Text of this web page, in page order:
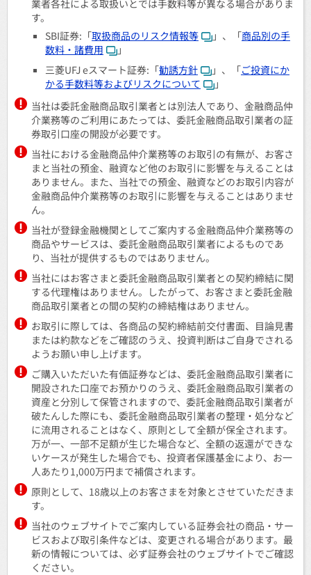
業者各社による取扱いとでは手数料等が異なる場合がありま
す。
SBI証券:「取扱商品のリスク情報等 」、「商品別の手
数料・諸費用
」
三菱UFJ eスマート証券:「勧誘方針 」、「ご投資にか
かる手数料等およびリスクについて
」
当社は委託金融商品取引業者とは別法人であり、金融商品仲
介業務等のご利用にあたっては、委託金融商品取引業者の証
券取引口座の開設が必要です。
当社における金融商品仲介業務等のお取引の有無が、お客さ
まと当社の預金、融資など他のお取引に影響を与えることは
ありません。また、当社での預金、融資などのお取引内容が
金融商品仲介業務等のお取引に影響を与えることはありませ
ん。
当社が登録金融機関としてご案内する金融商品仲介業務等の
商品やサービスは、委託金融商品取引業者によるものであ
り、当社が提供するものではありません。
当社にはお客さまと委託金融商品取引業者との契約締結に関
する代理権はありません。したがって、お客さまと委託金融
商品取引業者との間の契約の締結権はありません。
お取引に際しては、各商品の契約締結前交付書面、目論見書
または約款などをご確認のうえ、投資判断はご自身でされる
ようお願い申し上げます。
ご購入いただいた有価証券などは、委託金融商品取引業者に
開設された口座でお預かりのうえ、委託金融商品取引業者の
資産と分別して保管されますので、委託金融商品取引業者が
破たんした際にも、委託金融商品取引業者の整理・処分など
に流用されることはなく、原則として全額が保全されます。
万が一、一部不足額が生じた場合など、全額の返還ができな
いケースが発生した場合でも、投資者保護基金により、お一
人あたり1,000万円まで補償されます。
原則として、18歳以上のお客さまを対象とさせていただきま
す。
当社のウェブサイトでご案内している証券会社の商品・サー
ビスおよび取引条件などは、変更される場合があります。最
新の情報については、必ず証券会社のウェブサイトでご確認
ください。